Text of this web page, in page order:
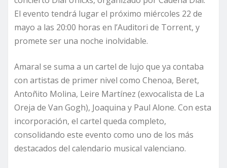
El evento tendrá lugar el próximo miércoles 22 de
mayo a las 20:00 horas en l’Auditori de Torrent, y
promete ser una noche inolvidable.
Amaral se suma a un cartel de lujo que ya contaba
con artistas de primer nivel como Chenoa, Beret,
Antoñito Molina, Leire Martínez (exvocalista de La
Oreja de Van Gogh), Joaquina y Paul Alone. Con esta
incorporación, el cartel queda completo,
consolidando este evento como uno de los más
destacados del calendario musical valenciano.